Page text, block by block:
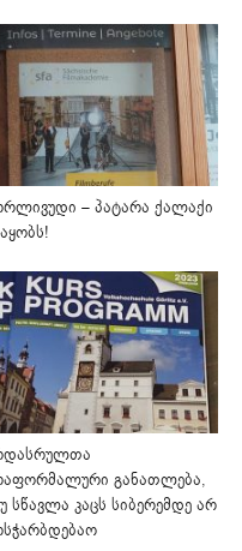
– პატარა ქალაქი
განათლება,
სწავლა კაცს სიბერემდე არ